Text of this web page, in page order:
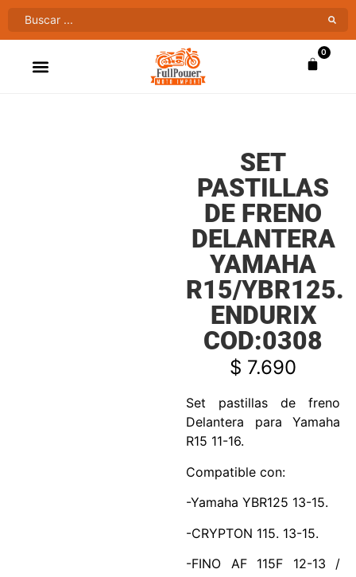
0
SET
PASTILLAS
DE FRENO
DELANTERA
YAMAHA
R15/YBR125.
ENDURIX
COD:0308
$ 7.690
Set pastillas de freno
Delantera para Yamaha
R15 11-16.
Compatible con:
-Yamaha YBR125 13-15.
-CRYPTON 115. 13-15.
-FINO AF 115F 12-13 /